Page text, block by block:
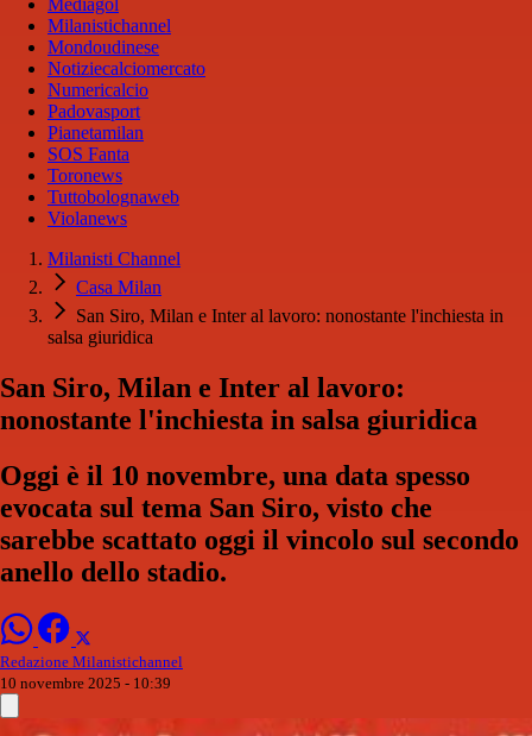
Mediagol
Milanistichannel
Mondoudinese
Notiziecalciomercato
Numericalcio
Padovasport
Pianetamilan
SOS Fanta
Toronews
Tuttobolognaweb
Violanews
Milanisti Channel
Casa Milan
San Siro, Milan e Inter al lavoro: nonostante l'inchiesta in
salsa giuridica
San Siro, Milan e Inter al lavoro:
nonostante l'inchiesta in salsa giuridica
Oggi è il 10 novembre, una data spesso
evocata sul tema San Siro, visto che
sarebbe scattato oggi il vincolo sul secondo
anello dello stadio.
Redazione Milanistichannel
10 novembre 2025 - 10:39